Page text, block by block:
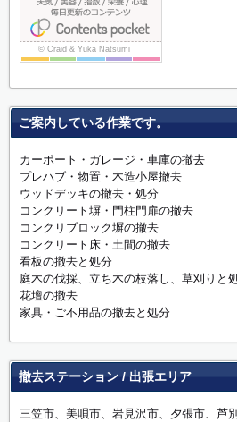
ご案内している作業です。
カーポート・ガレージ・車庫の撤去
プレハブ・物置・木造小屋撤去
ウッドデッキの撤去・処分
コンクリート塀・門柱門扉の撤去
コンクリブロック塀の撤去
コンクリート床・土間の撤去
看板の撤去と処分
庭木の伐採、立ち木の枝落し、草刈りと
花壇の撤去
家具・ご不用品の撤去と処分
撤去ステーション / 出張エリア
三笠市、美唄市、岩見沢市、夕張市、芦